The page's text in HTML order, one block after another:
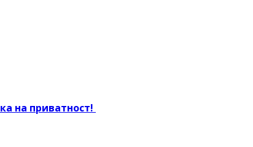
на приватност!